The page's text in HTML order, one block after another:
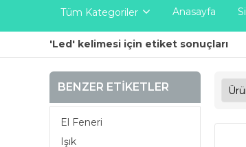
Tüm Kategoriler Anasayfa
'Led' kelimesi için etiket sonuçları
BENZER ETIKETLER
El Feneri
Işık